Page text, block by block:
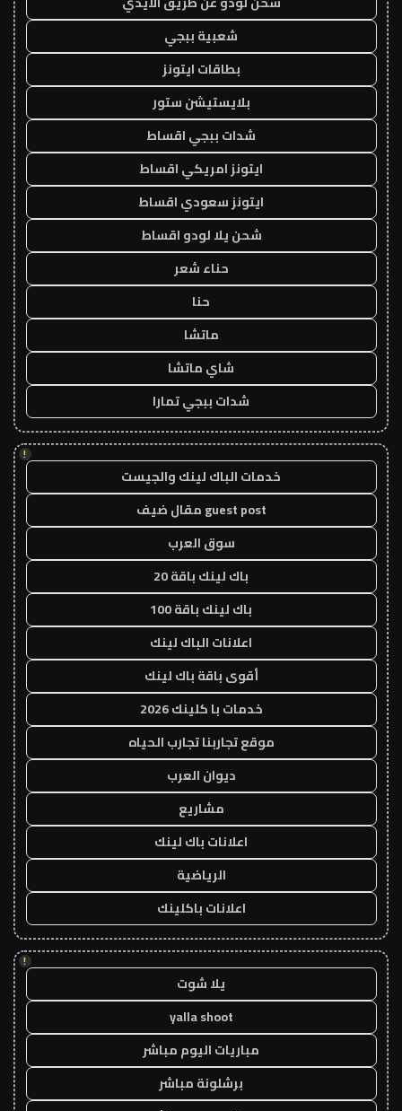
شعبية ببجي
بطاقات ايتونز
بلايستيشن ستور
شدات ببجي اقساط
ايتونز امريكي اقساط
ايتونز سعودي اقساط
شحن يلا لودو اقساط
حناء شعر
حنا
ماتشا
شاي ماتشا
شدات ببجي تمارا
!
خدمات الباك لينك والجيست
guest post مقال ضيف
سوق العرب
باك لينك باقة 20
باك لينك باقة 100
اعلانات الباك لينك
أقوى باقة باك لينك
خدمات با كلينك 2026
موقع تجاربنا تجارب الحياه
ديوان العرب
مشاريع
اعلانات باك لينك
الرياضية
اعلانات باكلينك
!
يلا شوت
yalla shoot
مباريات اليوم مباشر
برشلونة مباشر